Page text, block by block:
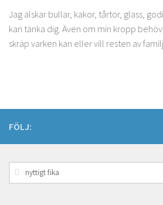
Jag älskar bullar, kakor, tårtor, glass,
kan tänka dig. Även om min kropp
skräp varken kan eller vill resten av
FÖLJ:
Sök
efter: